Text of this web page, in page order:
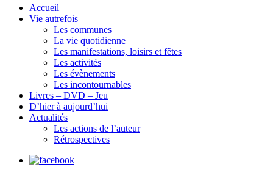
Accueil
Vie autrefois
Les communes
La vie quotidienne
Les manifestations, loisirs et fêtes
Les activités
Les évènements
Les incontournables
Livres – DVD – Jeu
D’hier à aujourd’hui
Actualités
Les actions de l’auteur
Rétrospectives